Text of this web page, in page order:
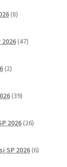
8izdelkov
47izdelkov
2izdelka
39izdelkov
2026 26izdelkov
SP 2026 6izdelkov